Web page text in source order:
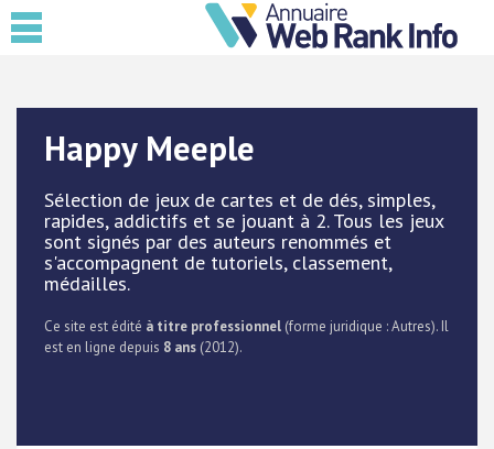
Happy Meeple
Sélection de jeux de cartes et de dés, simples,
rapides, addictifs et se jouant à 2. Tous les jeux
sont signés par des auteurs renommés et
s'accompagnent de tutoriels, classement,
médailles.
Ce site est édité à titre professionnel (forme juridique : Autres). Il
est en ligne depuis 8 ans (2012).